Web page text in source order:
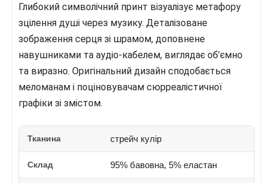
Глибокий символічний принт візуалізує метафору
зцілення душі через музику. Деталізоване
зображення серця зі шрамом, доповнене
навушниками та аудіо-кабелем, виглядає об’ємно
та виразно. Оригінальний дизайн сподобається
меломанам і поціновувачам сюрреалістичної
графіки зі змістом.
Тканина стрейч кулір
Склад 95% бавовна, 5% еластан